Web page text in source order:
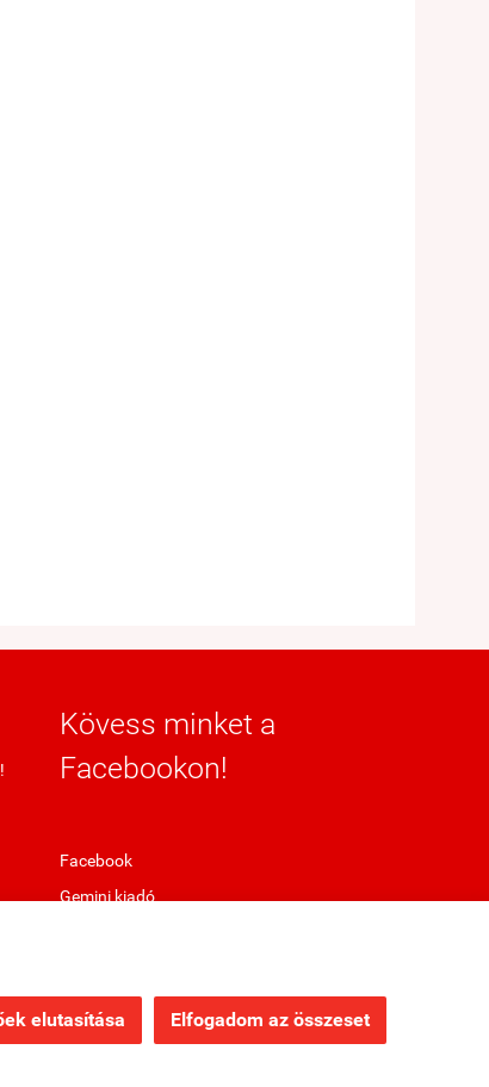
elutasítása Elfogadom az összeset
Kövess minket a
Facebookon!
Facebook
Gemini kiadó